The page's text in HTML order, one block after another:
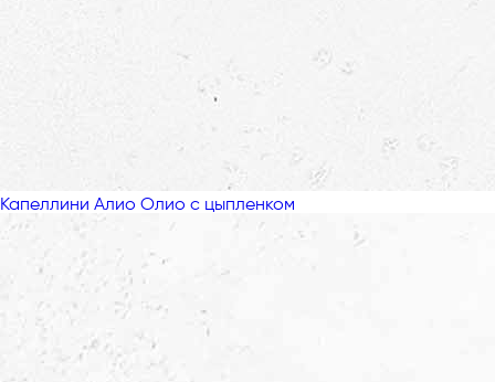
Капеллини Алио Олио с цыпленком